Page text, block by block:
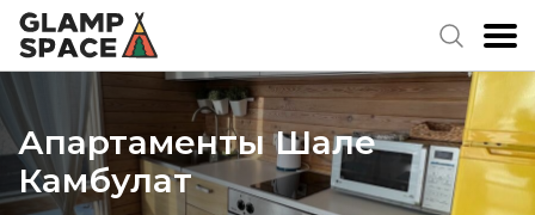
Апартаменты Шале
Камбулат